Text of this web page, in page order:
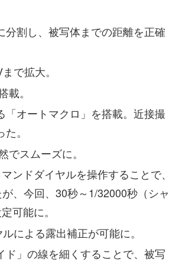
分割し、被写体までの距離を正確
で拡大。
。
オートマクロ」を搭載。近接撮
。
スムーズに。
ンドダイヤルを操作することで、
、今回、30秒～1/32000秒（シャ
可能に。
による露出補正が可能に。
ド」の線を細くすることで、被写